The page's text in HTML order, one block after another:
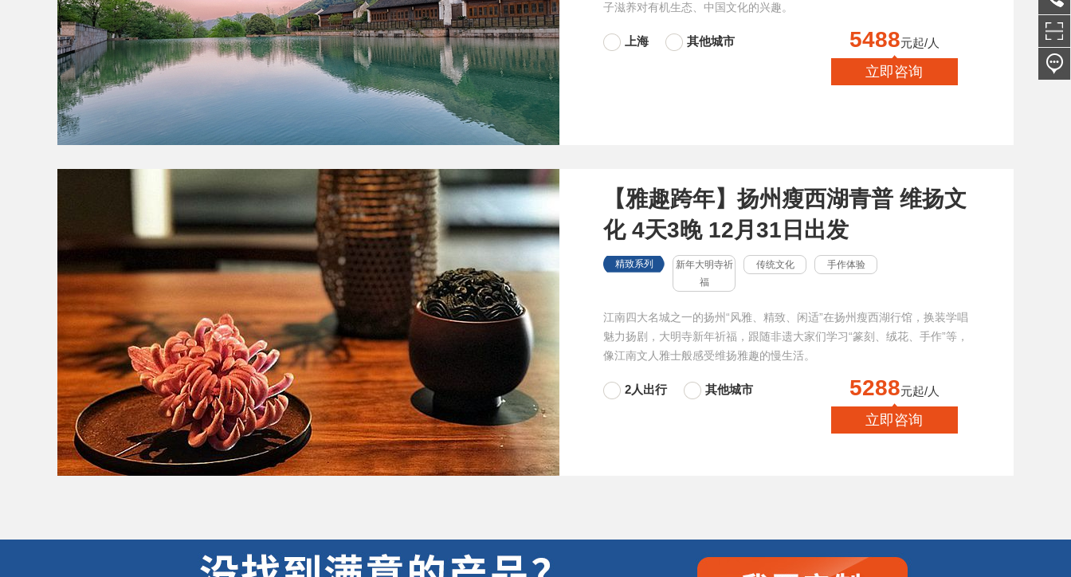
子滋养对有机生态、中国文化的兴趣。
上海 其他城市 5488元起/人
立即咨询
【雅趣跨年】扬州瘦西湖青普 维扬文
化 4天3晚 12月31日出发
精致系列
新年大明寺祈
福
传统文化 手作体验
江南四大名城之一的扬州“风雅、精致、闲适”在扬州瘦西湖行馆，换装学唱
魅力扬剧，大明寺新年祈福，跟随非遗大家们学习“篆刻、绒花、手作”等，
像江南文人雅士般感受维扬雅趣的慢生活。
2人出行 其他城市 5288元起/人
立即咨询